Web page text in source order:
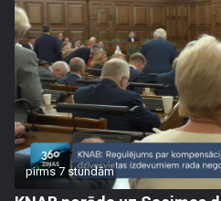
pirms 7 stundām